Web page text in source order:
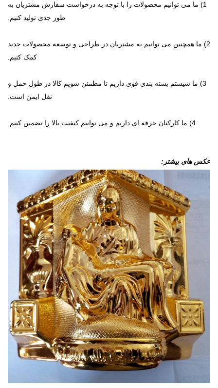
1) ما می توانیم محصولات را با توجه به درخواست سفارش مشتریان به
طور جدی تولید کنیم.
2) ما همچنین می توانیم به مشتریان در طراحی و توسعه محصولات جدید
کمک کنیم.
3) ما سیستم بسته بندی قوی داریم تا مطمئن شویم کالا در طول حمل و
نقل ایمن است.
4) ما کارکنان حرفه ای داریم و می توانیم کیفیت بالا را تضمین کنیم.
عکس های بیشتر: